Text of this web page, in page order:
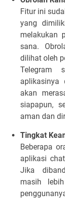
Fitur ini
yang
melakukan
sana.
dilihat oleh
Telegram
aplikasinya
akan
siapapun,
aman dan
Tingkat
Beberapa
aplikasi
Jika
masih